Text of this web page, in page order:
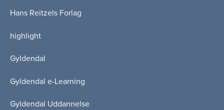
Hans Reitzels Forlag
highlight
Gyldendal
Gyldendal e-Learning
Gyldendal Uddannelse